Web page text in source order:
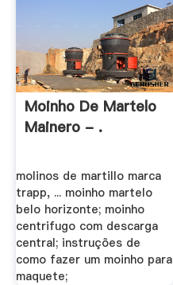
Moinho De Martelo
Mainero - .
molinos de martillo marca
trapp, ... moinho martelo
belo horizonte; moinho
centrifugo com descarga
central; instruções de
como fazer um moinho para
maquete;